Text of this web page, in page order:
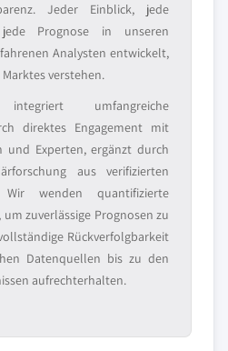
Jeder Einblick, jede
Prognose in unseren
Analysten entwickelt,
verstehen.
umfangreiche
direktes Engagement mit
und Experten, ergänzt durch
aus verifizierten
wenden quantifizierte
zuverlässige Prognosen zu
Rückverfolgbarkeit
Datenquellen bis zu den
aufrechterhalten.